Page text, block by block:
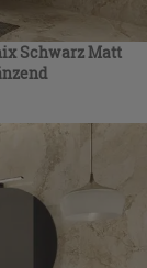
Schwarz Matt